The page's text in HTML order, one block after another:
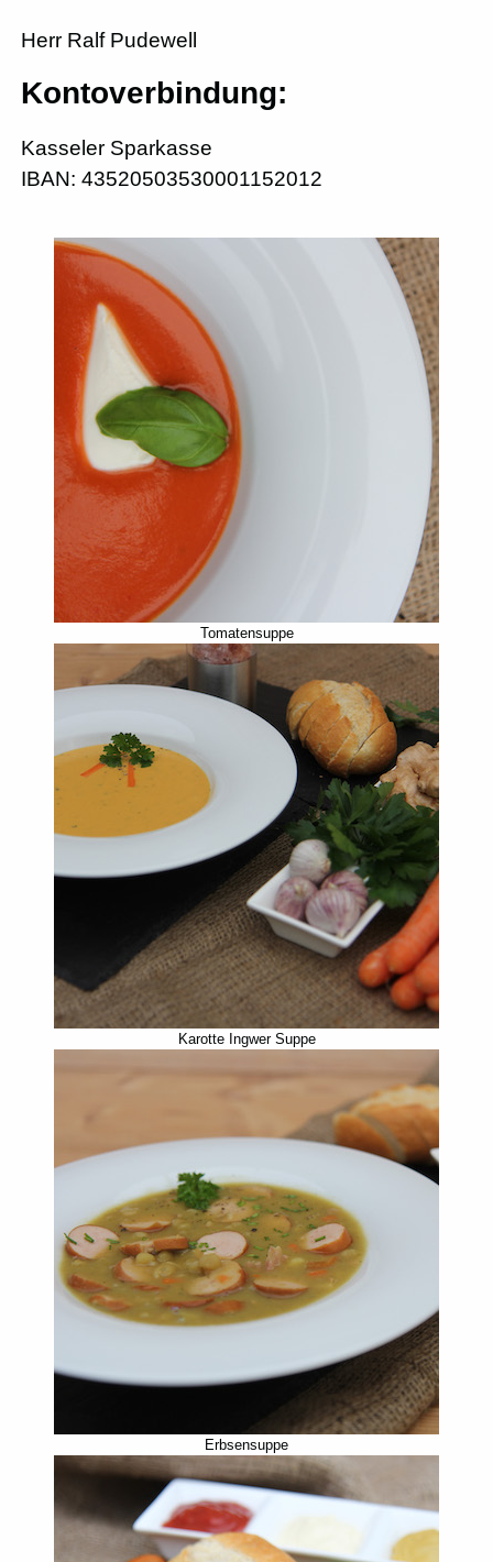
Herr Ralf Pudewell
Kontoverbindung:
Kasseler Sparkasse
IBAN: 43520503530001152012
Tomatensuppe
Karotte Ingwer Suppe
Erbsensuppe